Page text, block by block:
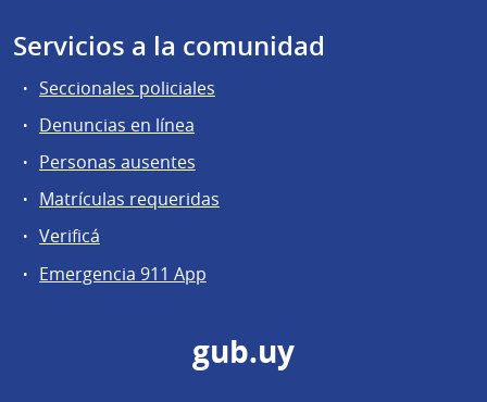
Servicios a la comunidad
Seccionales policiales
Denuncias en línea
Personas ausentes
Matrículas requeridas
Verificá
Emergencia 911 App
gub.uy